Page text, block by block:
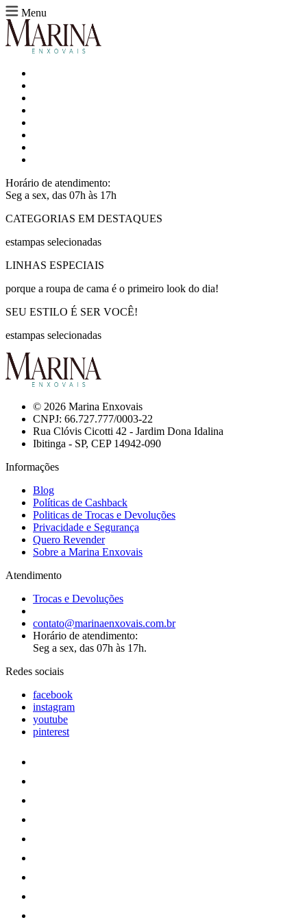
Menu
Horário de atendimento:
Seg a sex, das 07h às 17h
CATEGORIAS EM DESTAQUES
estampas selecionadas
LINHAS ESPECIAIS
porque a roupa de cama é o primeiro look do dia!
SEU ESTILO É SER VOCÊ!
estampas selecionadas
© 2026 Marina Enxovais
CNPJ: 66.727.777/0003-22
Rua Clóvis Cicotti 42 - Jardim Dona Idalina
Ibitinga - SP, CEP 14942-090
Informações
Blog
Políticas de Cashback
Politicas de Trocas e Devoluções
Privacidade e Segurança
Quero Revender
Sobre a Marina Enxovais
Atendimento
Trocas e Devoluções
contato@marinaenxovais.com.br
Horário de atendimento:
Seg a sex, das 07h às 17h.
Redes sociais
facebook
instagram
youtube
pinterest